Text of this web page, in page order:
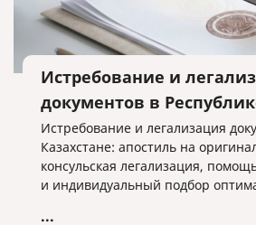
Истребование и
документов в
Истребование и легализация
Казахстане: апостиль на
консульская легализация,
и индивидуальный подбор
...